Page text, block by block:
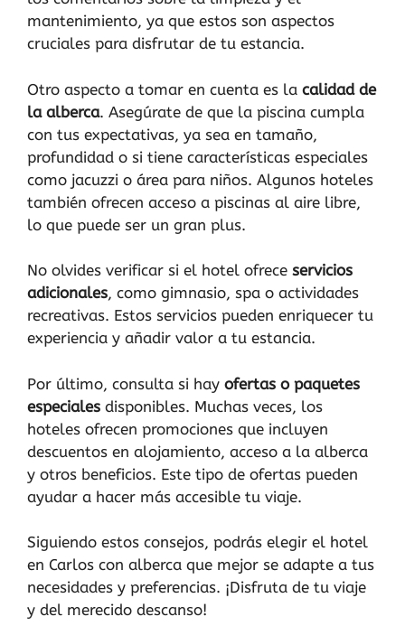
mantenimiento, ya que estos son aspectos
cruciales para disfrutar de tu estancia.
Otro aspecto a tomar en cuenta es la calidad de
la alberca. Asegúrate de que la piscina cumpla
con tus expectativas, ya sea en tamaño,
profundidad o si tiene características especiales
como jacuzzi o área para niños. Algunos hoteles
también ofrecen acceso a piscinas al aire libre,
lo que puede ser un gran plus.
No olvides verificar si el hotel ofrece servicios
adicionales, como gimnasio, spa o actividades
recreativas. Estos servicios pueden enriquecer tu
experiencia y añadir valor a tu estancia.
Por último, consulta si hay ofertas o paquetes
especiales disponibles. Muchas veces, los
hoteles ofrecen promociones que incluyen
descuentos en alojamiento, acceso a la alberca
y otros beneficios. Este tipo de ofertas pueden
ayudar a hacer más accesible tu viaje.
Siguiendo estos consejos, podrás elegir el hotel
en Carlos con alberca que mejor se adapte a tus
necesidades y preferencias. ¡Disfruta de tu viaje
y del merecido descanso!